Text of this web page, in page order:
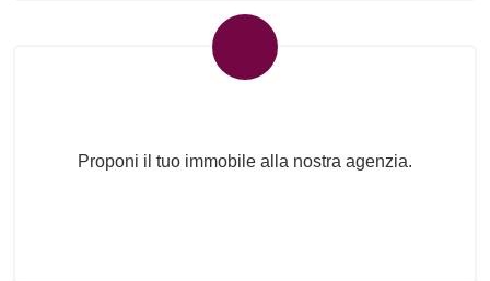
Proponi il tuo immobile alla nostra agenzia.